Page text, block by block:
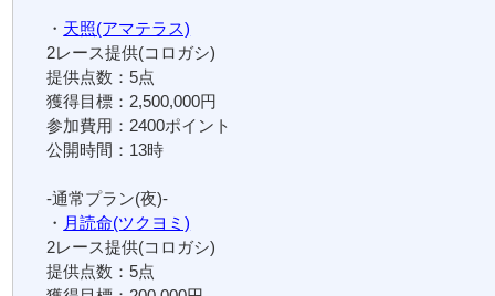
・ 天照(アマテラス)
2レース提供(コロガシ)
提供点数：5点
獲得目標：2,500,000円
参加費用：2400ポイント
公開時間：13時
-通常プラン(夜)-
・ 月読命(ツクヨミ)
2レース提供(コロガシ)
提供点数：5点